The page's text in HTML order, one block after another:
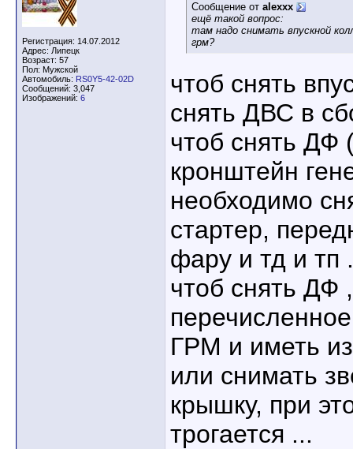
Регистрация: 14.07.2012
Адрес: Липецк
Возраст: 57
Пол: Мужской
Автомобиль: RS0Y5-42-02D
Сообщений: 3,047
Изображений: 6
Сообщение от alexxx
ещё такой вопрос:
там надо снимать впускной
грм?
чтоб снять
снять ДВС в
чтоб снять ДФ
кронштейн
необходимо
стартер,
фару и тд и тп
чтоб снять ДФ
ГРМ и иметь
или снимать
крышку, при
трогается ...